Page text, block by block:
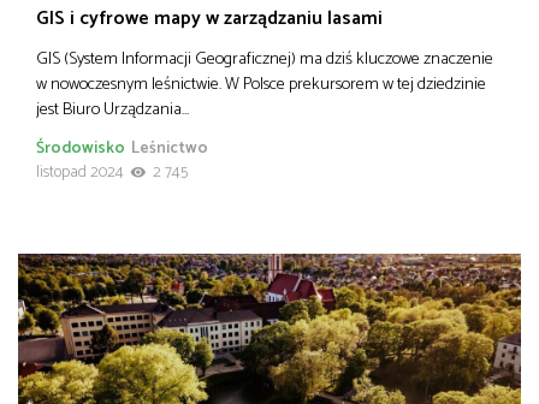
GIS i cyfrowe mapy w zarządzaniu lasami
GIS (System Informacji Geograficznej) ma dziś kluczowe znaczenie
w nowoczesnym leśnictwie. W Polsce prekursorem w tej dziedzinie
jest Biuro Urządzania…
Leśnictwo
Środowisko
listopad 2024
2 745